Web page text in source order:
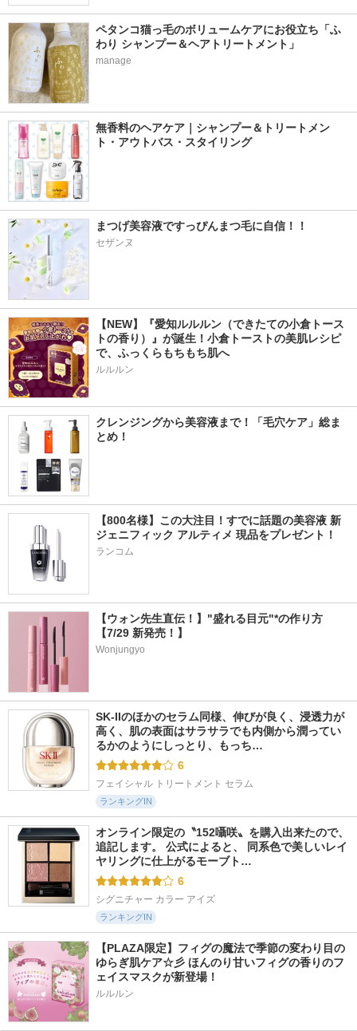
ペタンコ猫っ毛のボリュームケアにお役立ち「ふ
わり シャンプー＆ヘアトリートメント」
manage
無香料のヘアケア｜シャンプー＆トリートメン
ト・アウトバス・スタイリング
まつげ美容液ですっぴんまつ毛に自信！！
セザンヌ
【NEW】『愛知ルルルン（できたての小倉トース
トの香り）』が誕生！小倉トーストの美肌レシピ
で、ふっくらもちもち肌へ
ルルルン
クレンジングから美容液まで！「毛穴ケア」総ま
とめ！
【800名様】この大注目！すでに話題の美容液 新
ジェニフィック アルティメ 現品をプレゼント！
ランコム
【ウォン先生直伝！】"盛れる目元"*の作り方
【7/29 新発売！】
Wonjungyo
SK-IIのほかのセラム同様、伸びが良く、浸透力が
高く、肌の表面はサラサラでも内側から潤ってい
るかのようにしっとり、もっち…
6
フェイシャル トリートメント セラム
ランキングIN
オンライン限定の〝152囁咲〟を購入出来たので、
追記します。 公式によると、 同系色で美しいレイ
ヤリングに仕上がるモーブト…
6
シグニチャー カラー アイズ
ランキングIN
【PLAZA限定】フィグの魔法で季節の変わり目の
ゆらぎ肌ケア☆彡 ほんのり甘いフィグの香りのフ
ェイスマスクが新登場！
ルルルン